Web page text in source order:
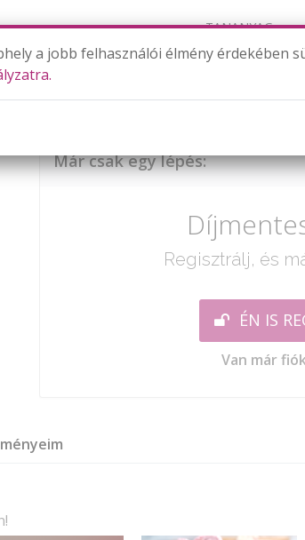
TANANYAG
Már csak egy lépés:
Regisztrálj, és
ÉN IS
Van már
a jobb felhasználói élmény érdekében